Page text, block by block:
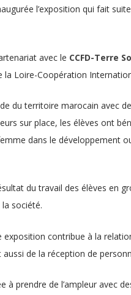
l’exposition qui fait
avec le CCFD-Terre
la Loire-Coopération
du territoire marocain avec
sur place, les élèves ont
dans le développement
du travail des élèves en
société.
contribue à la
de la réception de
à prendre de l’ampleur avec